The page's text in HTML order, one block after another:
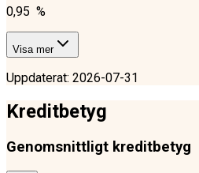
0,95 %
Visa mer
Uppdaterat: 2026-07-31
Kreditbetyg
Genomsnittligt kreditbetyg